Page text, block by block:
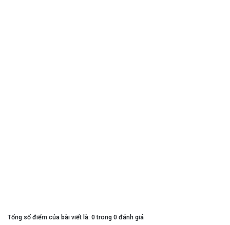
Tổng số điểm của bài viết là: 0 trong 0 đánh giá